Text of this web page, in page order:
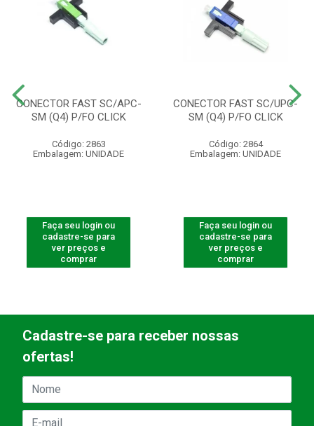
CONECTOR FAST SC/APC-
SM (Q4) P/FO CLICK
Código: 2863
Embalagem: UNIDADE
Faça seu login ou
cadastre-se para
ver preços e
comprar
CONECTOR FAST SC/UPC-
SM (Q4) P/FO CLICK
Código: 2864
Embalagem: UNIDADE
Faça seu login ou
cadastre-se para
ver preços e
comprar
Cadastre-se para receber nossas
ofertas!